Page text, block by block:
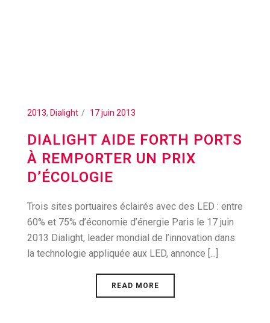
2013, Dialight 17 juin 2013
DIALIGHT AIDE FORTH PORTS
À REMPORTER UN PRIX
D’ÉCOLOGIE
Trois sites portuaires éclairés avec des LED : entre
60% et 75% d’économie d’énergie Paris le 17 juin
2013 Dialight, leader mondial de l’innovation dans
la technologie appliquée aux LED, annonce [...]
READ MORE